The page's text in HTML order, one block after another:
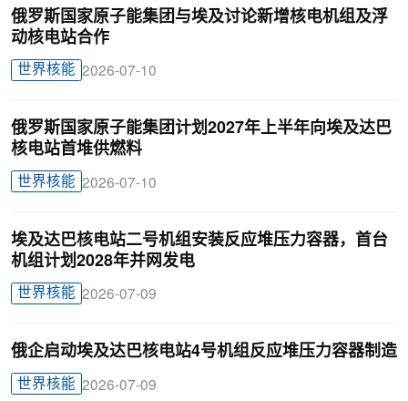
俄罗斯国家原子能集团与埃及讨论新增核电机组及浮
动核电站合作
世界核能 2026-07-10
俄罗斯国家原子能集团计划2027年上半年向埃及达巴
核电站首堆供燃料
世界核能 2026-07-10
埃及达巴核电站二号机组安装反应堆压力容器，首台
机组计划2028年并网发电
世界核能 2026-07-09
俄企启动埃及达巴核电站4号机组反应堆压力容器制造
世界核能 2026-07-09